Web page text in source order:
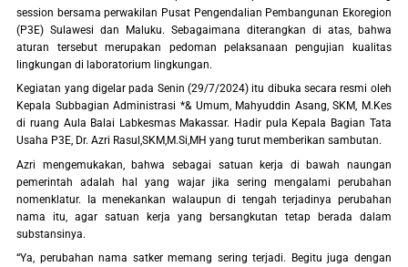
session bersama perwakilan Pusat Pengendalian Pembangunan Ekoregion
(P3E) Sulawesi dan Maluku. Sebagaimana diterangkan di atas, bahwa
aturan tersebut merupakan pedoman pelaksanaan pengujian kualitas
lingkungan di laboratorium lingkungan.
Kegiatan yang digelar pada Senin (29/7/2024) itu dibuka secara resmi oleh
Kepala Subbagian Administrasi *& Umum, Mahyuddin Asang, SKM, M.Kes
di ruang Aula Balai Labkesmas Makassar. Hadir pula Kepala Bagian Tata
Usaha P3E, Dr. Azri Rasul,SKM,M.Si,MH yang turut memberikan sambutan.
Azri mengemukakan, bahwa sebagai satuan kerja di bawah naungan
pemerintah adalah hal yang wajar jika sering mengalami perubahan
nomenklatur. Ia menekankan walaupun di tengah terjadinya perubahan
nama itu, agar satuan kerja yang bersangkutan tetap berada dalam
substansinya.
“Ya, perubahan nama satker memang sering terjadi. Begitu juga dengan